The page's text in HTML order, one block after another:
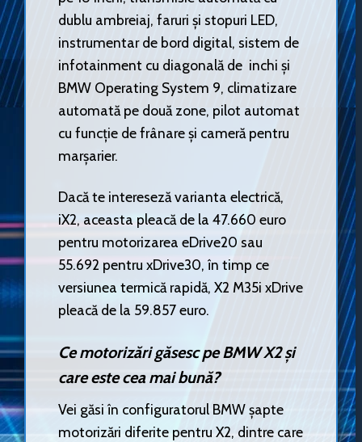
dublu ambreiaj, faruri și stopuri LED,
instrumentar de bord digital, sistem de
infotainment cu diagonală de inchi și
BMW Operating System 9, climatizare
automată pe două zone, pilot automat
cu funcție de frânare și cameră pentru
marșarier.
Dacă te intereseză varianta electrică,
iX2, aceasta pleacă de la 47.660 euro
pentru motorizarea eDrive20 sau
55.692 pentru xDrive30, în timp ce
versiunea termică rapidă, X2 M35i xDrive
pleacă de la 59.857 euro.
Ce motorizări găsesc pe BMW X2 și
care este cea mai bună?
Vei găsi în configuratorul BMW șapte
motorizări diferite pentru X2, dintre care